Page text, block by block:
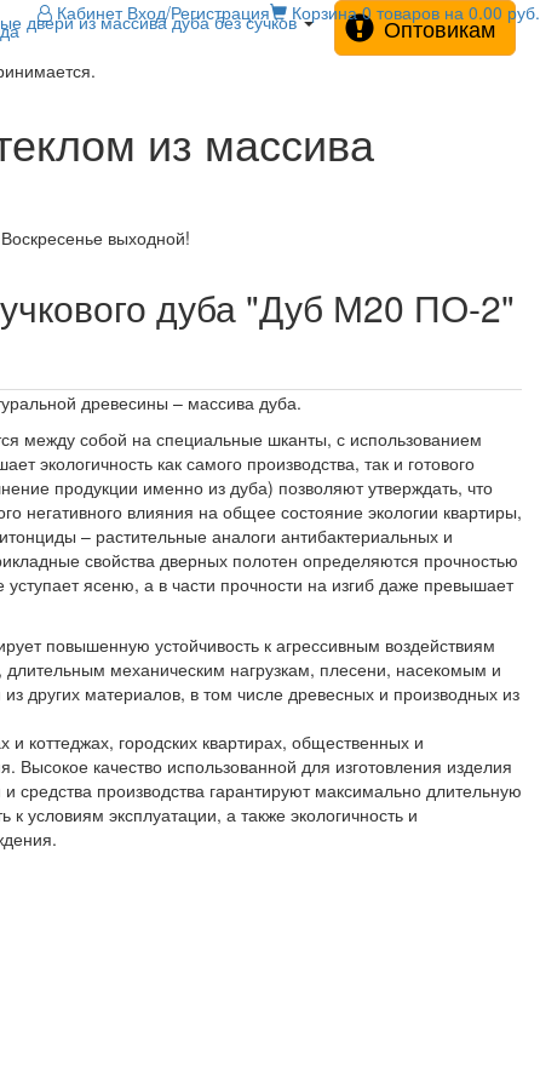
Кабинет Вход/Регистрация Корзина 0 товаров на 0.00 руб.
двери из массива дуба без сучков
Оптовикам
из массива
выходной!
дуба "Дуб М20 ПО-2"
древесины – массива дуба.
между собой на специальные шканты, с использованием
экологичность как самого производства, так и готового
продукции именно из дуба) позволяют утверждать, что
негативного влияния на общее состояние экологии квартиры,
– растительные аналоги антибактериальных и
свойства дверных полотен определяются прочностью
ясеню, а в части прочности на изгиб даже превышает
повышенную устойчивость к агрессивным воздействиям
механическим нагрузкам, плесени, насекомым и
других материалов, в том числе древесных и производных из
коттеджах, городских квартирах, общественных и
Высокое качество использованной для изготовления изделия
средства производства гарантируют максимально длительную
условиям эксплуатации, а также экологичность и